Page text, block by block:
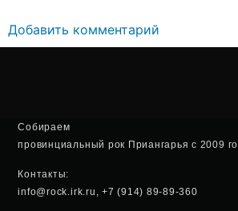
Добавить комментарий
Собираем
провинциальный рок Приангарья с 2009
Контакты:
info@rock.irk.ru, +7 (914) 89-89-360